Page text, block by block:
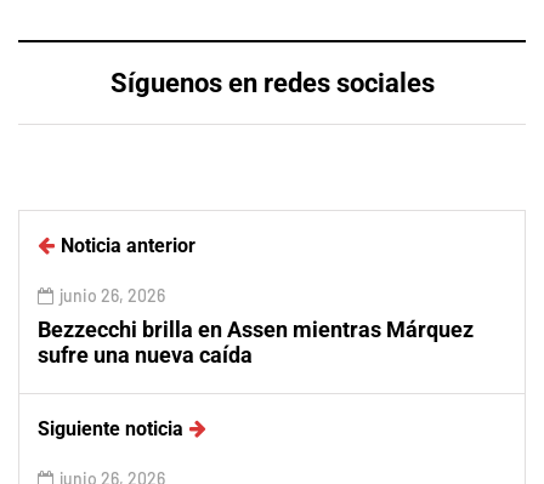
Síguenos en redes sociales
Noticia anterior
junio 26, 2026
Bezzecchi brilla en Assen mientras Márquez
sufre una nueva caída
Siguiente noticia
junio 26, 2026